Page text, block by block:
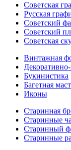
Советская
Русская
Советский
Советский
Советская
Винтажная
Букинистика
Багетная
Иконы
Старинная
Старинные
Старинный
Старинные